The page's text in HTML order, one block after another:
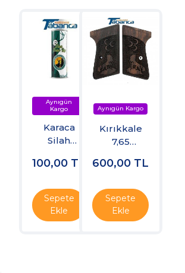
Karaca
Silah
100,00 TL
Sepete
Ekle
Kırıkkale
7,65
Kabzesi
600,00 TL
Sepete
Ekle